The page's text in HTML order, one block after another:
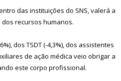
das instituições do SNS, valerá a
recursos humanos.
dos TSDT (-4,3%), dos assistentes
de ação médica veio obrigar a
este corpo profissional.